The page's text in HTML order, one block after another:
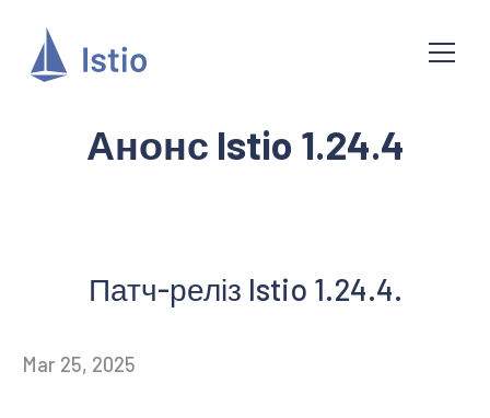
Анонс Istio 1.24.4
Патч-реліз Istio 1.24.4.
Mar 25, 2025